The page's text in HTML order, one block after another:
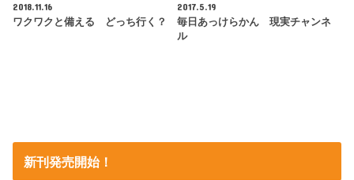
2018.11.16
ワクワクと備える どっち行く？
2017.5.19
毎日あっけらかん 現実チャンネ
ル
新刊発売開始！